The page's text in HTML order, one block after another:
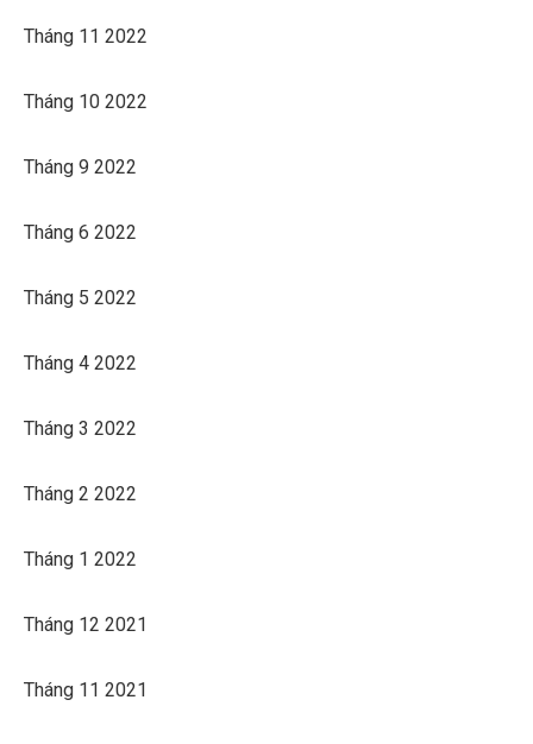
Tháng 11 2022
Tháng 10 2022
Tháng 9 2022
Tháng 6 2022
Tháng 5 2022
Tháng 4 2022
Tháng 3 2022
Tháng 2 2022
Tháng 1 2022
Tháng 12 2021
Tháng 11 2021